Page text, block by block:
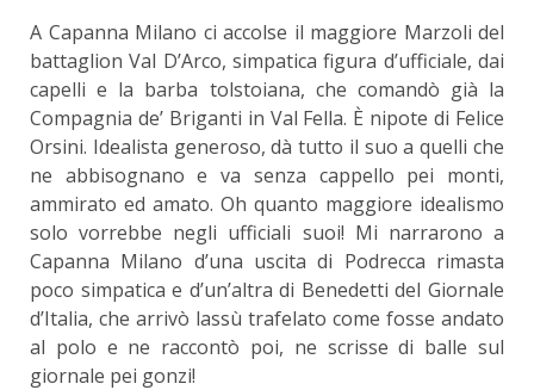
A Capanna Milano ci accolse il maggiore Marzoli del
battaglion Val D’Arco, simpatica figura d’ufficiale, dai
capelli e la barba tolstoiana, che comandò già la
Compagnia de’ Briganti in Val Fella. È nipote di Felice
Orsini. Idealista generoso, dà tutto il suo a quelli che
ne abbisognano e va senza cappello pei monti,
ammirato ed amato. Oh quanto maggiore idealismo
solo vorrebbe negli ufficiali suoi! Mi narrarono a
Capanna Milano d’una uscita di Podrecca rimasta
poco simpatica e d’un’altra di Benedetti del Giornale
d’Italia, che arrivò lassù trafelato come fosse andato
al polo e ne raccontò poi, ne scrisse di balle sul
giornale pei gonzi!